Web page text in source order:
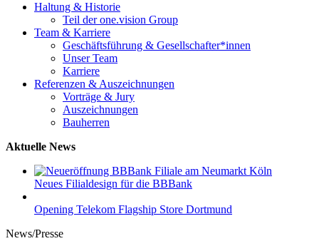
Haltung & Historie
Teil der one.vision Group
Team & Karriere
Geschäftsführung & Gesellschafter*innen
Unser Team
Karriere
Referenzen & Auszeichnungen
Vorträge & Jury
Auszeichnungen
Bauherren
Aktuelle News
Neues Filialdesign für die BBBank
Opening Telekom Flagship Store Dortmund
News/Presse